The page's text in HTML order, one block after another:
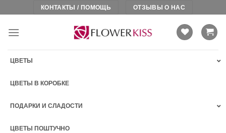
content
КОНТАКТЫ / ПОМОЩЬ ОТЗЫВЫ О НАС
ЦВЕТЫ
ЦВЕТЫ В КОРОБКЕ
ПОДАРКИ И СЛАДОСТИ
ЦВЕТЫ ПОШТУЧНО